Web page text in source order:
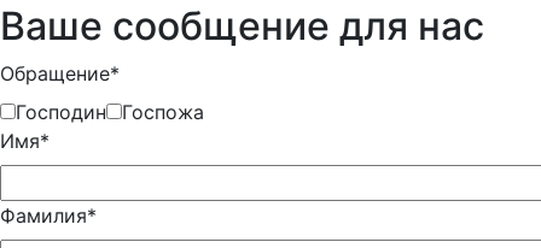
Ваше сообщение для нас
Обращение*
Господин
Госпожа
Имя*
Фамилия*